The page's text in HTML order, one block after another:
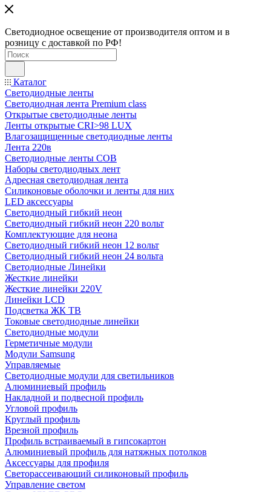
Светодиодное освещение от производителя оптом и в
розницу с доставкой по РФ!
Каталог
Светодиодные ленты
Светодиодная лента Premium class
Открытые светодиодные ленты
Ленты открытые CRI>98 LUX
Влагозащищенные светодиодные ленты
Лента 220в
Светодиодные ленты COB
Наборы светодиодных лент
Адресная светодиодная лента
Силиконовые оболочки и ленты для них
LED аксессуары
Светодиодный гибкий неон
Светодиодный гибкий неон 220 вольт
Комплектующие для неона
Светодиодный гибкий неон 12 вольт
Светодиодный гибкий неон 24 вольта
Светодиодные Линейки
Жесткие линейки
Жесткие линейки 220V
Линейки LCD
Подсветка ЖК ТВ
Токовые светодиодные линейки
Светодиодные модули
Герметичные модули
Модули Samsung
Управляемые
Светодиодные модули для светильников
Алюминиевый профиль
Накладной и подвесной профиль
Угловой профиль
Круглый профиль
Врезной профиль
Профиль встраиваемый в гипсокартон
Алюминиевый профиль для натяжных потолков
Аксессуары для профиля
Светорассеивающий силиконовый профиль
Управление светом